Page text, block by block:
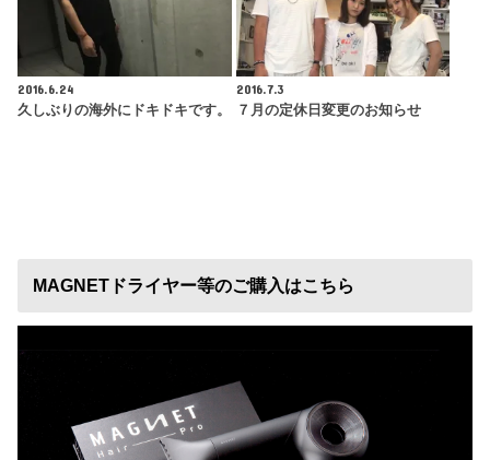
2016.6.24
久しぶりの海外にドキドキです。
2016.7.3
７月の定休日変更のお知らせ
MAGNETドライヤー等のご購入はこちら